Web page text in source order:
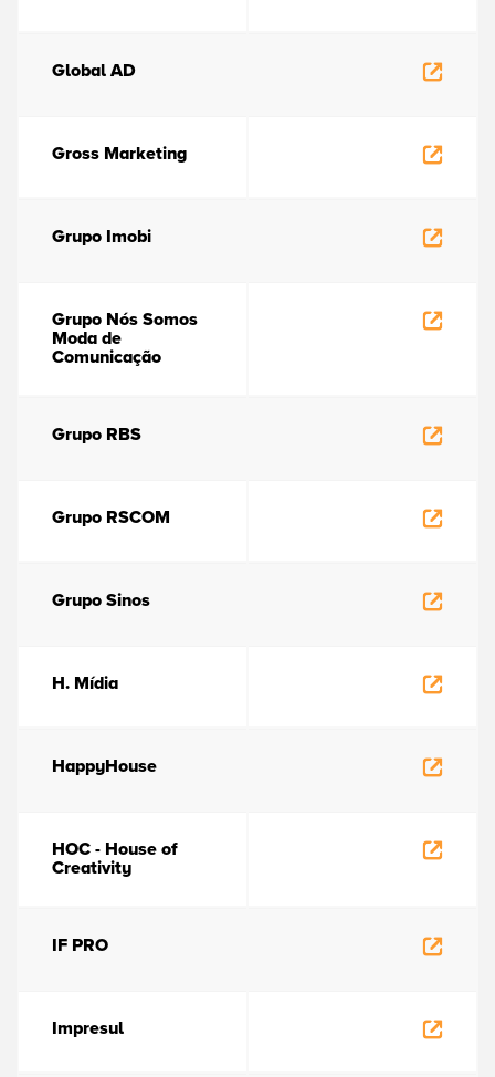
Global AD
Gross Marketing
Grupo Imobi
Grupo Nós Somos
Moda de
Comunicação
Grupo RBS
Grupo RSCOM
Grupo Sinos
H. Mídia
HappyHouse
HOC - House of
Creativity
IF PRO
Impresul